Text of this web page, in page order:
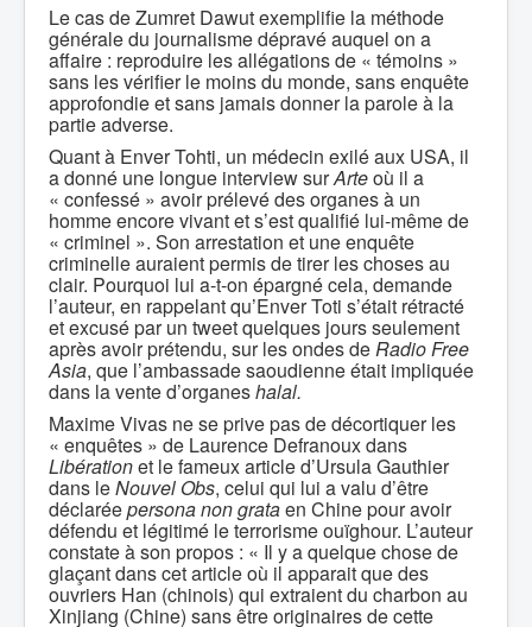
Le cas de Zumret Dawut exemplifie la méthode
générale du journalisme dépravé auquel on a
affaire : reproduire les allégations de « témoins »
sans les vérifier le moins du monde, sans enquête
approfondie et sans jamais donner la parole à la
partie adverse.
Quant à Enver Tohti, un médecin exilé aux USA, il
a donné une longue interview surArteoù il a
« confessé » avoir prélevé des organes à un
homme encore vivant et s’est qualifié lui-même de
« criminel ». Son arrestation et une enquête
criminelle auraient permis de tirer les choses au
clair. Pourquoi lui a-t-on épargné cela, demande
l’auteur, en rappelant qu’Enver Toti s’était rétracté
et excusé par un tweet quelques jours seulement
après avoir prétendu, sur les ondes deRadio Free
Asia, que l’ambassade saoudienne était impliquée
dans la vente d’organeshalal.
Maxime Vivas ne se prive pas de décortiquer les
« enquêtes » de Laurence Defranoux dans
Libérationet le fameux article d’Ursula Gauthier
dans leNouvel Obs, celui qui lui a valu d’être
déclaréepersona non grataen Chine pour avoir
défendu et légitimé le terrorisme ouïghour. L’auteur
constate à son propos : « Il y a quelque chose de
glaçant dans cet article où il apparait que des
ouvriers Han (chinois) qui extraient du charbon au
Xinjiang (Chine) sans être originaires de cette